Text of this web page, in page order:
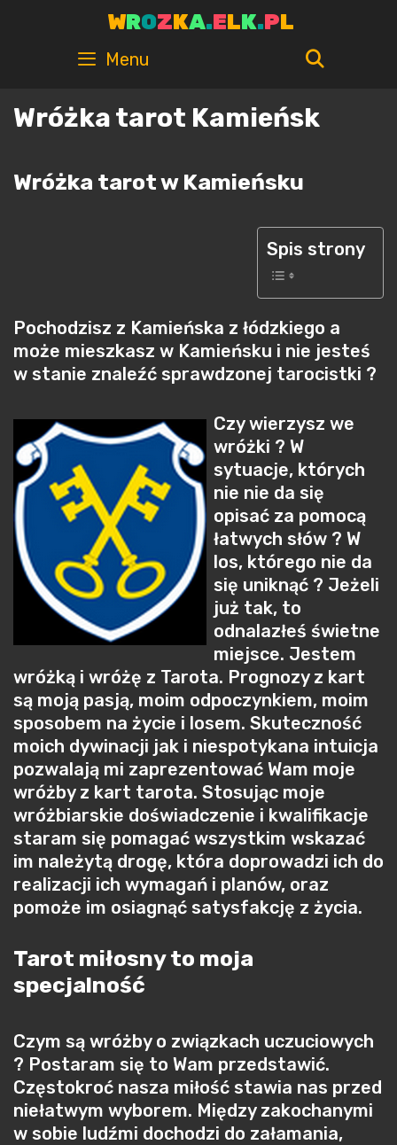
WROZKA.ELK.PL
Menu
Wróżka tarot Kamieńsk
Wróżka tarot w Kamieńsku
Spis strony
Pochodzisz z Kamieńska z łódzkiego a
może mieszkasz w Kamieńsku i nie jesteś
w stanie znaleźć sprawdzonej tarocistki ?
Czy wierzysz we
wróżki ? W
sytuacje, których
nie nie da się
opisać za pomocą
łatwych słów ? W
los, którego nie da
się uniknąć ? Jeżeli
już tak, to
odnalazłeś świetne
miejsce. Jestem
wróżką i wróżę z Tarota. Prognozy z kart
są moją pasją, moim odpoczynkiem, moim
sposobem na życie i losem. Skuteczność
moich dywinacji jak i niespotykana intuicja
pozwalają mi zaprezentować Wam moje
wróżby z kart tarota. Stosując moje
wróżbiarskie doświadczenie i kwalifikacje
staram się pomagać wszystkim wskazać
im należytą drogę, która doprowadzi ich do
realizacji ich wymagań i planów, oraz
pomoże im osiagnąć satysfakcję z życia.
Tarot miłosny to moja
specjalność
Czym są wróżby o związkach uczuciowych
? Postaram się to Wam przedstawić.
Częstokroć nasza miłość stawia nas przed
niełatwym wyborem. Między zakochanymi
w sobie ludźmi dochodzi do załamania,